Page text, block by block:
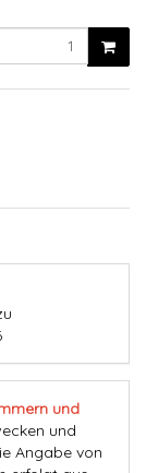
und
und
Angabe von